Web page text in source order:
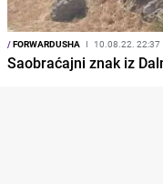
/FORWARDUSHA I 10.08.22. 22:37
Saobraćajni znak iz